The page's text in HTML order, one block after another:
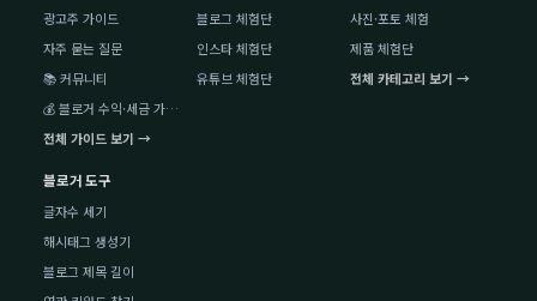
광고주 가이드
자주 묻는 질문
📚 커뮤니티
💰 블로거 수익·세금 가이드
전체 가이드 보기 →
블로그 체험단
인스타 체험단
유튜브 체험단
사진·포토 체험
제품 체험단
전체 카테고리 보기 →
블로거 도구
글자수 세기
해시태그 생성기
블로그 제목 길이